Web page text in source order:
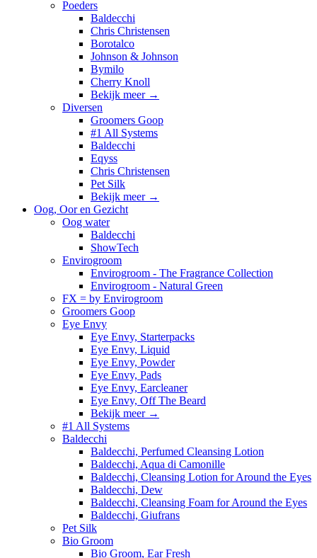
Poeders
Baldecchi
Chris Christensen
Borotalco
Johnson & Johnson
Bymilo
Cherry Knoll
Bekijk meer →
Diversen
Groomers Goop
#1 All Systems
Baldecchi
Eqyss
Chris Christensen
Pet Silk
Bekijk meer →
Oog, Oor en Gezicht
Oog water
Baldecchi
ShowTech
Envirogroom
Envirogroom - The Fragrance Collection
Envirogroom - Natural Green
FX = by Envirogroom
Groomers Goop
Eye Envy
Eye Envy, Starterpacks
Eye Envy, Liquid
Eye Envy, Powder
Eye Envy, Pads
Eye Envy, Earcleaner
Eye Envy, Off The Beard
Bekijk meer →
#1 All Systems
Baldecchi
Baldecchi, Perfumed Cleansing Lotion
Baldecchi, Aqua di Camonille
Baldecchi, Cleansing Lotion for Around the Eyes
Baldecchi, Dew
Baldecchi, Cleansing Foam for Around the Eyes
Baldecchi, Giufrans
Pet Silk
Bio Groom
Bio Groom, Ear Fresh